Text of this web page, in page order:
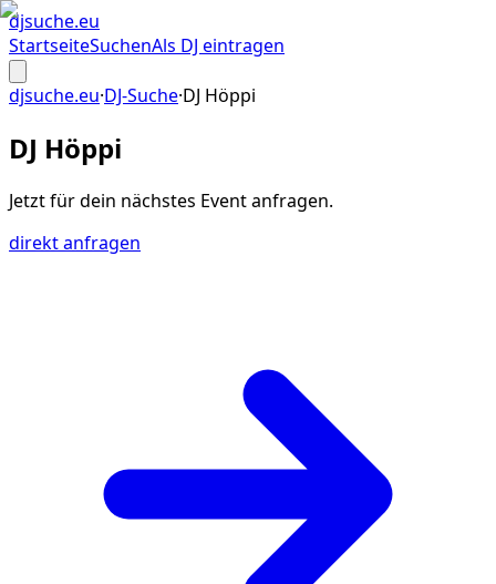
djsuche.eu
StartseiteSuchenAls DJ eintragen
djsuche.eu·DJ-Suche·DJ Höppi
DJ Höppi
Jetzt für dein nächstes Eventanfragen.
direkt anfragen